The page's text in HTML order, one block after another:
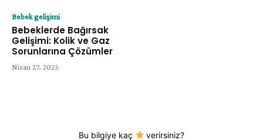
Bebek gelişimi
Bebeklerde Bağırsak
Gelişimi: Kolik ve Gaz
Sorunlarına Çözümler
Nisan 27, 2025
Bu bilgiye kaç
verirsiniz?